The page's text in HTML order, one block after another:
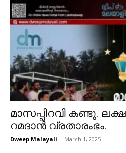
മാസപ്പിറവി കണ്ടു.
റമദാൻ വ്രതാരംഭം.
Dweep Malayali - March 1, 2025